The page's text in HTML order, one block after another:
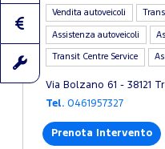
Vendita autoveicoli
Assistenza autoveicoli
Transit Centre Service
Via Bolzano 61 - 38121
Tel. 0461957327
Prenota Intervento